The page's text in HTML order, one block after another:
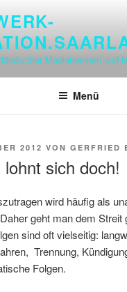
Mediatorinnen und
Menü
2012 VON GERFRIED
sich doch!
wird häufig als
geht man dem Streit
sind oft vielseitig:
Trennung,
Folgen.